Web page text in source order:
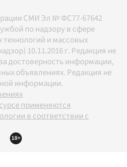
СМИ Эл № ФС77-67642
по надзору в сфере
и массовых
10.11.2016 г. Редакция не
достоверность информации,
объявлениях. Редакция не
информации.
применяются
в соответствии с
18+